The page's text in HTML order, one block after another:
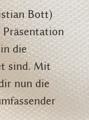
Bott)
Präsentation
die
sind. Mit
nun die